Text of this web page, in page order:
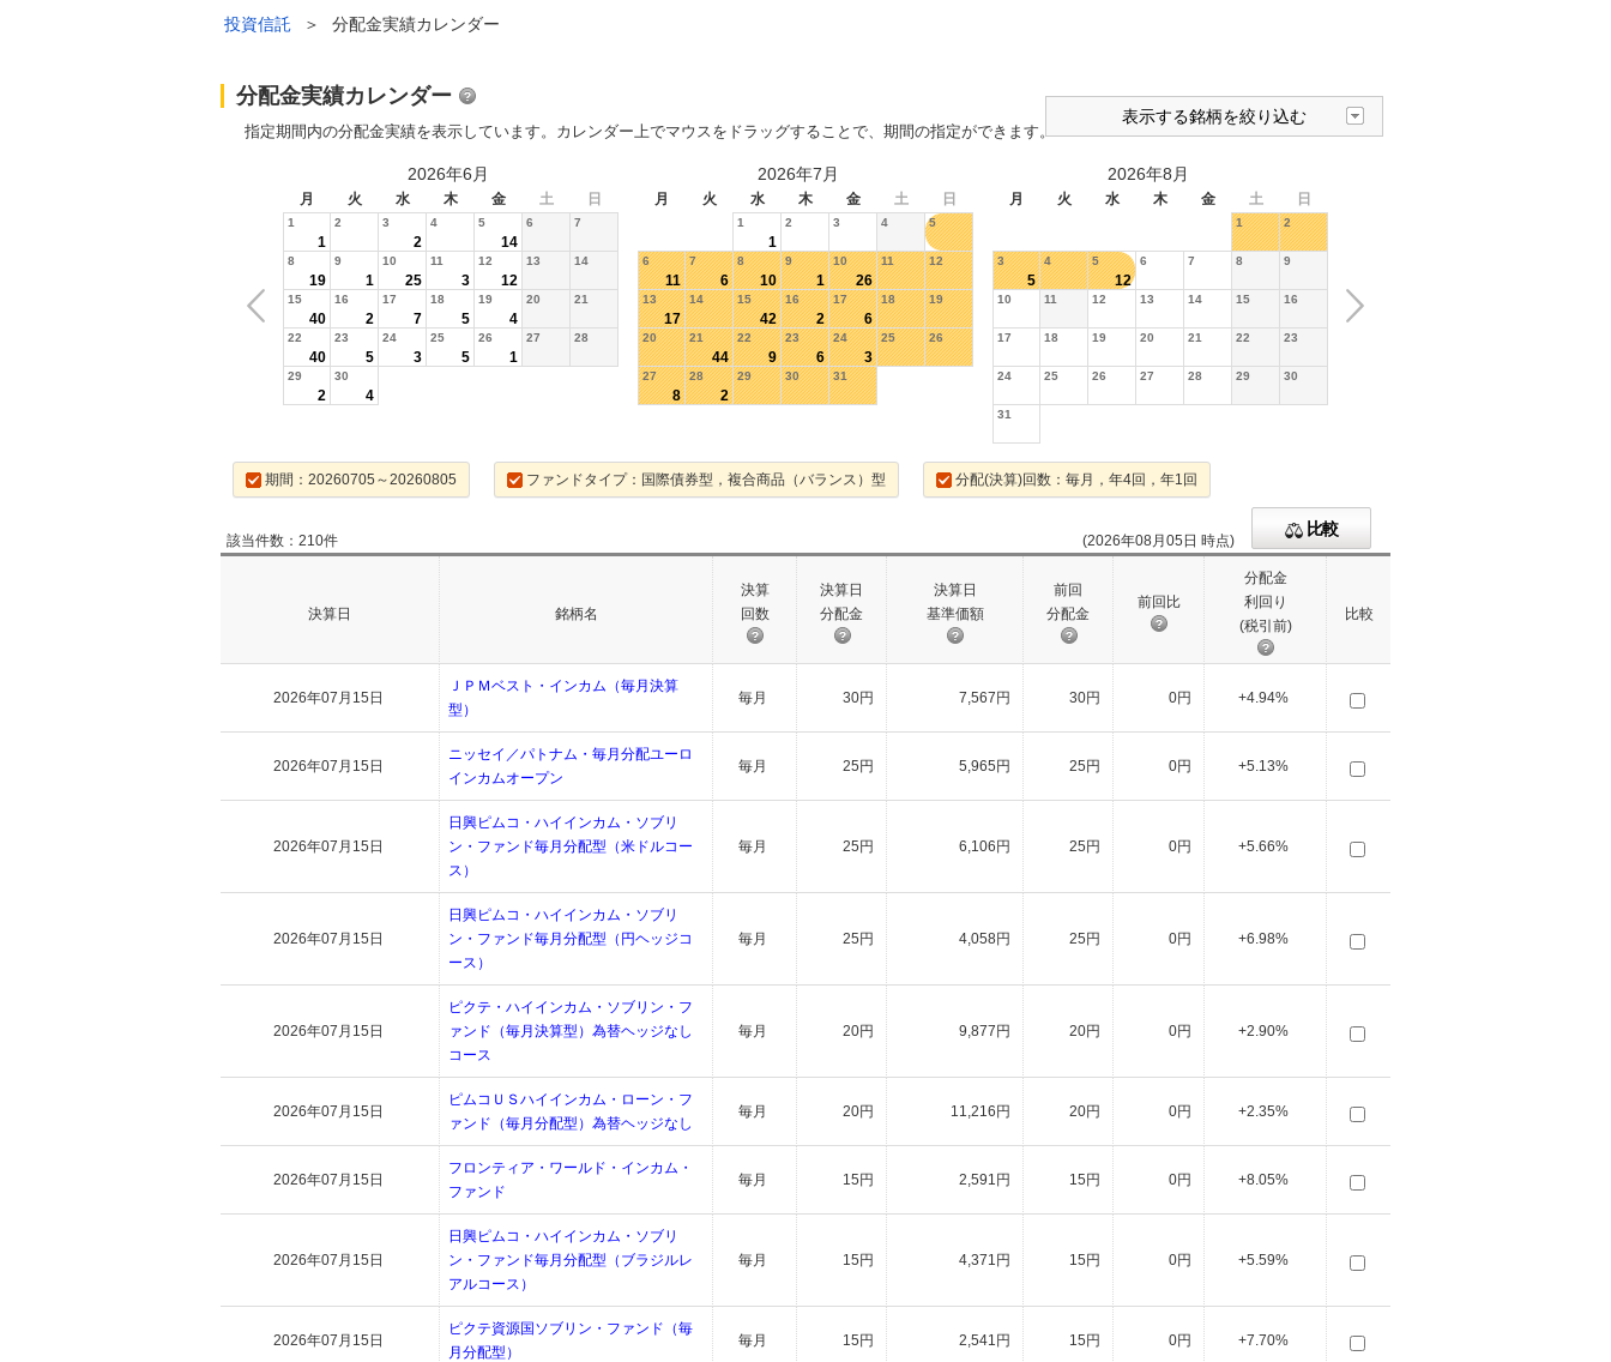
投資信託 ＞ 分配金実績カレンダー
分配金実績カレンダー
表示する銘柄を絞り込む
指定期間内の分配金実績を表示しています。カレンダー上でマウスをドラッグすることで、期間の指定ができます。
2026年6月 2026年7月 2026年8月
月 火 水 木 金 土 日 月 火 水 木 金 土 日 月 火 水 木 金 土 日
1
1
2 3
2
4 5
14
6 7
8
19
9
1
10
25
11
3
12
12
13 14
15
40
16
2
17
7
18
5
19
4
20 21
22
40
23
5
24
3
25
5
26
1
27 28
29
2
30
4
1
1
2 3 4 5
6
11
7
6
8
10
9
1
10
26
11 12
13
17
14 15
42
16
2
17
6
18 19
20 21
44
22
9
23
6
24
3
25 26
27
8
28
2
29 30 31
1 2
3
5
4 5
12
6 7 8 9
10 11 12 13 14 15 16
17 18 19 20 21 22 23
24 25 26 27 28 29 30
31
期間：20260705～20260805 ファンドタイプ：国際債券型，複合商品（バランス）型 分配(決算)回数：毎月，年4回，年1回
該当件数：210件
比較
(2026年08月05日 時点)
決算日 銘柄名
決算
回数
決算日
分配金
決算日
基準価額
前回
分配金
前回比
分配金
利回り
(税引前)
比較
2026年07月15日
ＪＰＭベスト・インカム（毎月決算
型）
毎月 30円 7,567円 30円 0円 +4.94%
2026年07月15日
ニッセイ／パトナム・毎月分配ユーロ
インカムオープン
毎月 25円 5,965円 25円 0円 +5.13%
2026年07月15日
日興ピムコ・ハイインカム・ソブリ
ン・ファンド毎月分配型（米ドルコー
ス）
毎月 25円 6,106円 25円 0円 +5.66%
2026年07月15日
日興ピムコ・ハイインカム・ソブリ
ン・ファンド毎月分配型（円ヘッジコ
ース）
毎月 25円 4,058円 25円 0円 +6.98%
2026年07月15日
ピクテ・ハイインカム・ソブリン・フ
ァンド（毎月決算型）為替ヘッジなし
コース
毎月 20円 9,877円 20円 0円 +2.90%
2026年07月15日
ピムコＵＳハイインカム・ローン・フ
ァンド（毎月分配型）為替ヘッジなし
毎月 20円 11,216円 20円 0円 +2.35%
2026年07月15日
フロンティア・ワールド・インカム・
ファンド
毎月 15円 2,591円 15円 0円 +8.05%
2026年07月15日
日興ピムコ・ハイインカム・ソブリ
ン・ファンド毎月分配型（ブラジルレ
アルコース）
毎月 15円 4,371円 15円 0円 +5.59%
2026年07月15日
ピクテ資源国ソブリン・ファンド（毎
月分配型）
毎月 15円 2,541円 15円 0円 +7.70%